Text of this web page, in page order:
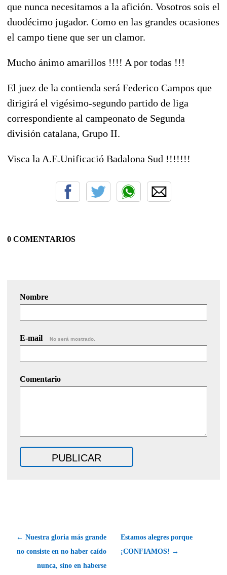
que nunca necesitamos a la afición. Vosotros sois el
duodécimo jugador. Como en las grandes ocasiones
el campo tiene que ser un clamor.
Mucho ánimo amarillos !!!! A por todas !!!
El juez de la contienda será Federico Campos que
dirigirá el vigésimo-segundo partido de liga
correspondiente al campeonato de Segunda
división catalana, Grupo II.
Visca la A.E.Unificació Badalona Sud !!!!!!!
0 COMENTARIOS
Nombre
E-mail No será mostrado.
Comentario
← Nuestra gloria más grande
no consiste en no haber caído
nunca, sino en haberse
Estamos alegres porque
¡CONFIAMOS! →